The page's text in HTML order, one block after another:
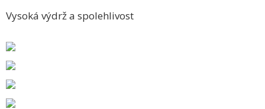
Vysoká výdrž a spolehlivost